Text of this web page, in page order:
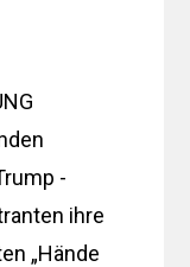
-
ihre
„Hände